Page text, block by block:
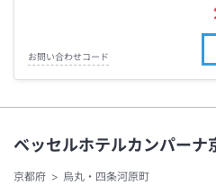
お問い合わせコード
ベッセルホテルカンパーナ
京都府
烏丸・四条河原町